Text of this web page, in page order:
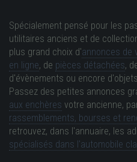
Spécialement pensé pour les
utilitaires anciens et de
plus grand choix d'annonces de
en ligne, de pièces détachées,
d'évènements ou encore
Passez des petites annonces
aux enchères votre ancienne,
rassemblements, bourses et
retrouvez, dans l'annuaire, les
spécialisés dans l'automobile